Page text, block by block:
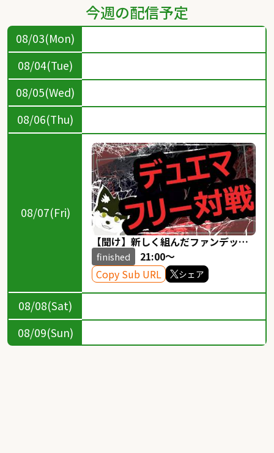
今週の配信予定
08/03(Mon)
08/04(Tue)
08/05(Wed)
08/06(Thu)
08/07(Fri)
【聞け】新しく組んだファンデッキ
が続々のゾックゾク‼︎【そんなに多く
はない】【デュエマリモート参加
型】
finished
21:00～
Copy Sub URL
シェア
08/08(Sat)
08/09(Sun)